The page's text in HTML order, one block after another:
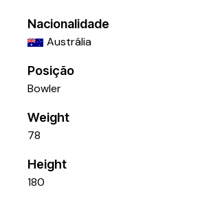
Nacionalidade
Austrália
Posição
Bowler
Weight
78
Height
180